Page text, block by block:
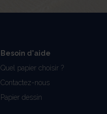
Besoin d'aide
Quel papier choisir ?
Contactez-nous
Papier dessin